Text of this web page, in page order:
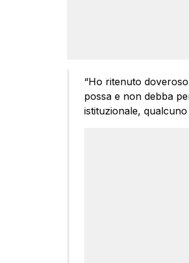
“Ho ritenuto
possa e non debba
istituzionale,